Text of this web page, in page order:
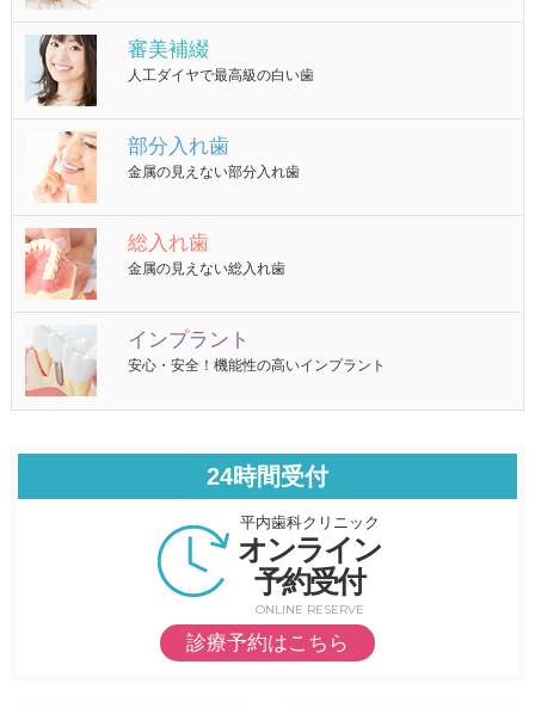
審美補綴
人工ダイヤで最高級の白い歯
部分入れ歯
金属の見えない部分入れ歯
総入れ歯
金属の見えない総入れ歯
インプラント
安心・安全！機能性の高いインプラント
24時間受付
平内歯科クリニック
オンライン
予約受付
ONLINE RESERVE
診療予約はこちら